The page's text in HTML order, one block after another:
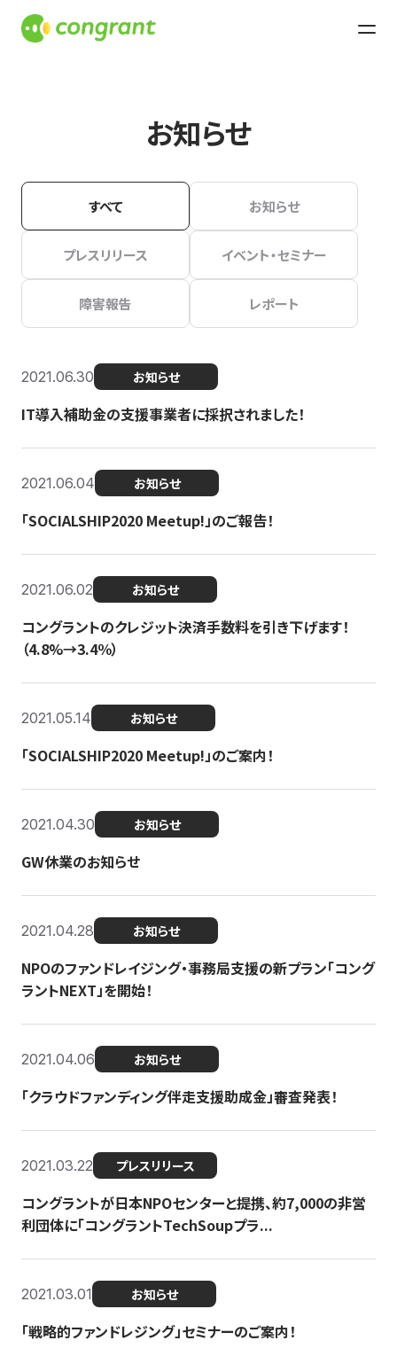
お知らせ
すべて お知らせ
プレスリリース イベント・セミナー
障害報告 レポート
2021.06.30 お知らせ
IT導入補助金の支援事業者に採択されました！
2021.06.04 お知らせ
「SOCIALSHIP2020 Meetup!」のご報告！
2021.06.02 お知らせ
コングラントのクレジット決済手数料を引き下げます！
（4.8%→3.4％）
2021.05.14 お知らせ
「SOCIALSHIP2020 Meetup!」のご案内！
2021.04.30 お知らせ
GW休業のお知らせ
2021.04.28 お知らせ
NPOのファンドレイジング・事務局支援の新プラン「コング
ラントNEXT」を開始！
2021.04.06 お知らせ
「クラウドファンディング伴走支援助成金」審査発表！
2021.03.22 プレスリリース
コングラントが日本NPOセンターと提携、約7,000の非営
利団体に「コングラントTechSoupプラ...
2021.03.01 お知らせ
「戦略的ファンドレジング」セミナーのご案内！